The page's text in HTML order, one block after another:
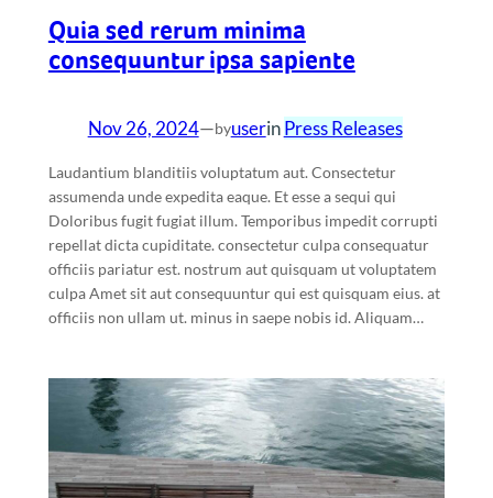
Quia sed rerum minima
consequuntur ipsa sapiente
Nov 26, 2024—byuserinPress Releases
Laudantium blanditiis voluptatum aut. Consectetur
assumenda unde expedita eaque. Et esse a sequi qui
Doloribus fugit fugiat illum. Temporibus impedit corrupti
repellat dicta cupiditate. consectetur culpa consequatur
officiis pariatur est. nostrum aut quisquam ut voluptatem
culpa Amet sit aut consequuntur qui est quisquam eius. at
officiis non ullam ut. minus in saepe nobis id. Aliquam…